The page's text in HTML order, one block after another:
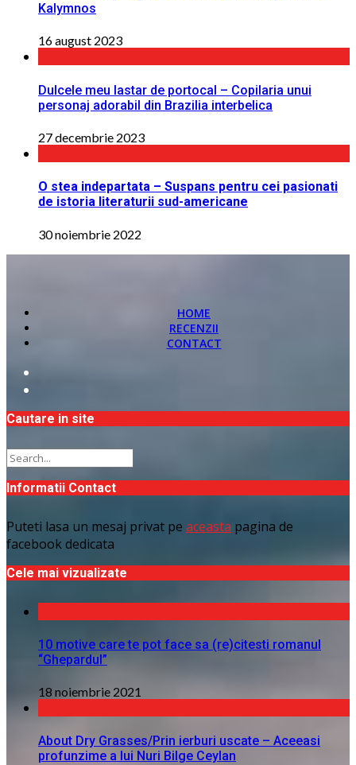
Kalymnos
16 august 2023
Dulcele meu lastar de portocal – Copilaria unui
personaj adorabil din Brazilia interbelica
27 decembrie 2023
O stea indepartata – Suspans pentru cei pasionati
de istoria literaturii sud-americane
30 noiembrie 2022
HOME
RECENZII
CONTACT
Cautare in site
Informatii Contact
Puteti lasa un mesaj privat pe aceasta pagina de
facebook dedicata
Cele mai vizualizate
10 motive care te pot face sa (re)citesti romanul
“Ghepardul”
18 noiembrie 2021
About Dry Grasses/Prin ierburi uscate – Aceeasi
profunzime a lui Nuri Bilge Ceylan